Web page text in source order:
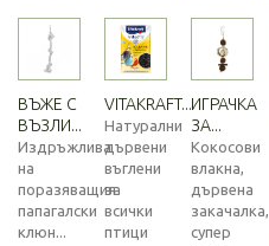
ВЪЖЕ С
ВЪЗЛИ...
Издръжлива
на
поразяващия
папагалски
клюн...
VITAKRAFT...
Натурални
дървени
въглени
за
всички
птици
ИГРАЧКА
ЗА...
Кокосови
влакна,
дървена
закачалка,
супер